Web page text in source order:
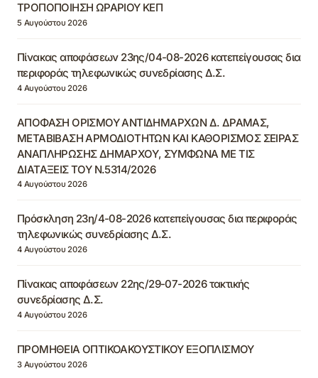
ΤΡΟΠΟΠΟΙΗΣΗ ΩΡΑΡΙΟΥ ΚΕΠ
5 Αυγούστου 2026
Πίνακας αποφάσεων 23ης/04-08-2026 κατεπείγουσας δια
περιφοράς τηλεφωνικώς συνεδρίασης Δ.Σ.
4 Αυγούστου 2026
ΑΠΟΦΑΣΗ ΟΡΙΣΜΟΥ ΑΝΤΙΔΗΜΑΡΧΩΝ Δ. ΔΡΑΜΑΣ,
ΜΕΤΑΒΙΒΑΣΗ ΑΡΜΟΔΙΟΤΗΤΩΝ ΚΑΙ ΚΑΘΟΡΙΣΜΟΣ ΣΕΙΡΑΣ
ΑΝΑΠΛΗΡΩΣΗΣ ΔΗΜΑΡΧΟΥ, ΣΥΜΦΩΝΑ ΜΕ ΤΙΣ
ΔΙΑΤΑΞΕΙΣ ΤΟΥ Ν.5314/2026
4 Αυγούστου 2026
Πρόσκληση 23η/4-08-2026 κατεπείγουσας δια περιφοράς
τηλεφωνικώς συνεδρίασης Δ.Σ.
4 Αυγούστου 2026
Πίνακας αποφάσεων 22ης/29-07-2026 τακτικής
συνεδρίασης Δ.Σ.
4 Αυγούστου 2026
ΠΡΟΜΗΘΕΙΑ ΟΠΤΙΚΟΑΚΟΥΣΤΙΚΟΥ ΕΞΟΠΛΙΣΜΟΥ
3 Αυγούστου 2026